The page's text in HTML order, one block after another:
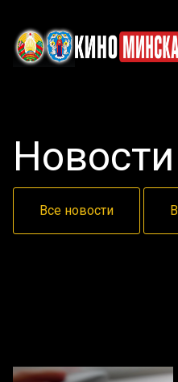
Новости
Все новости